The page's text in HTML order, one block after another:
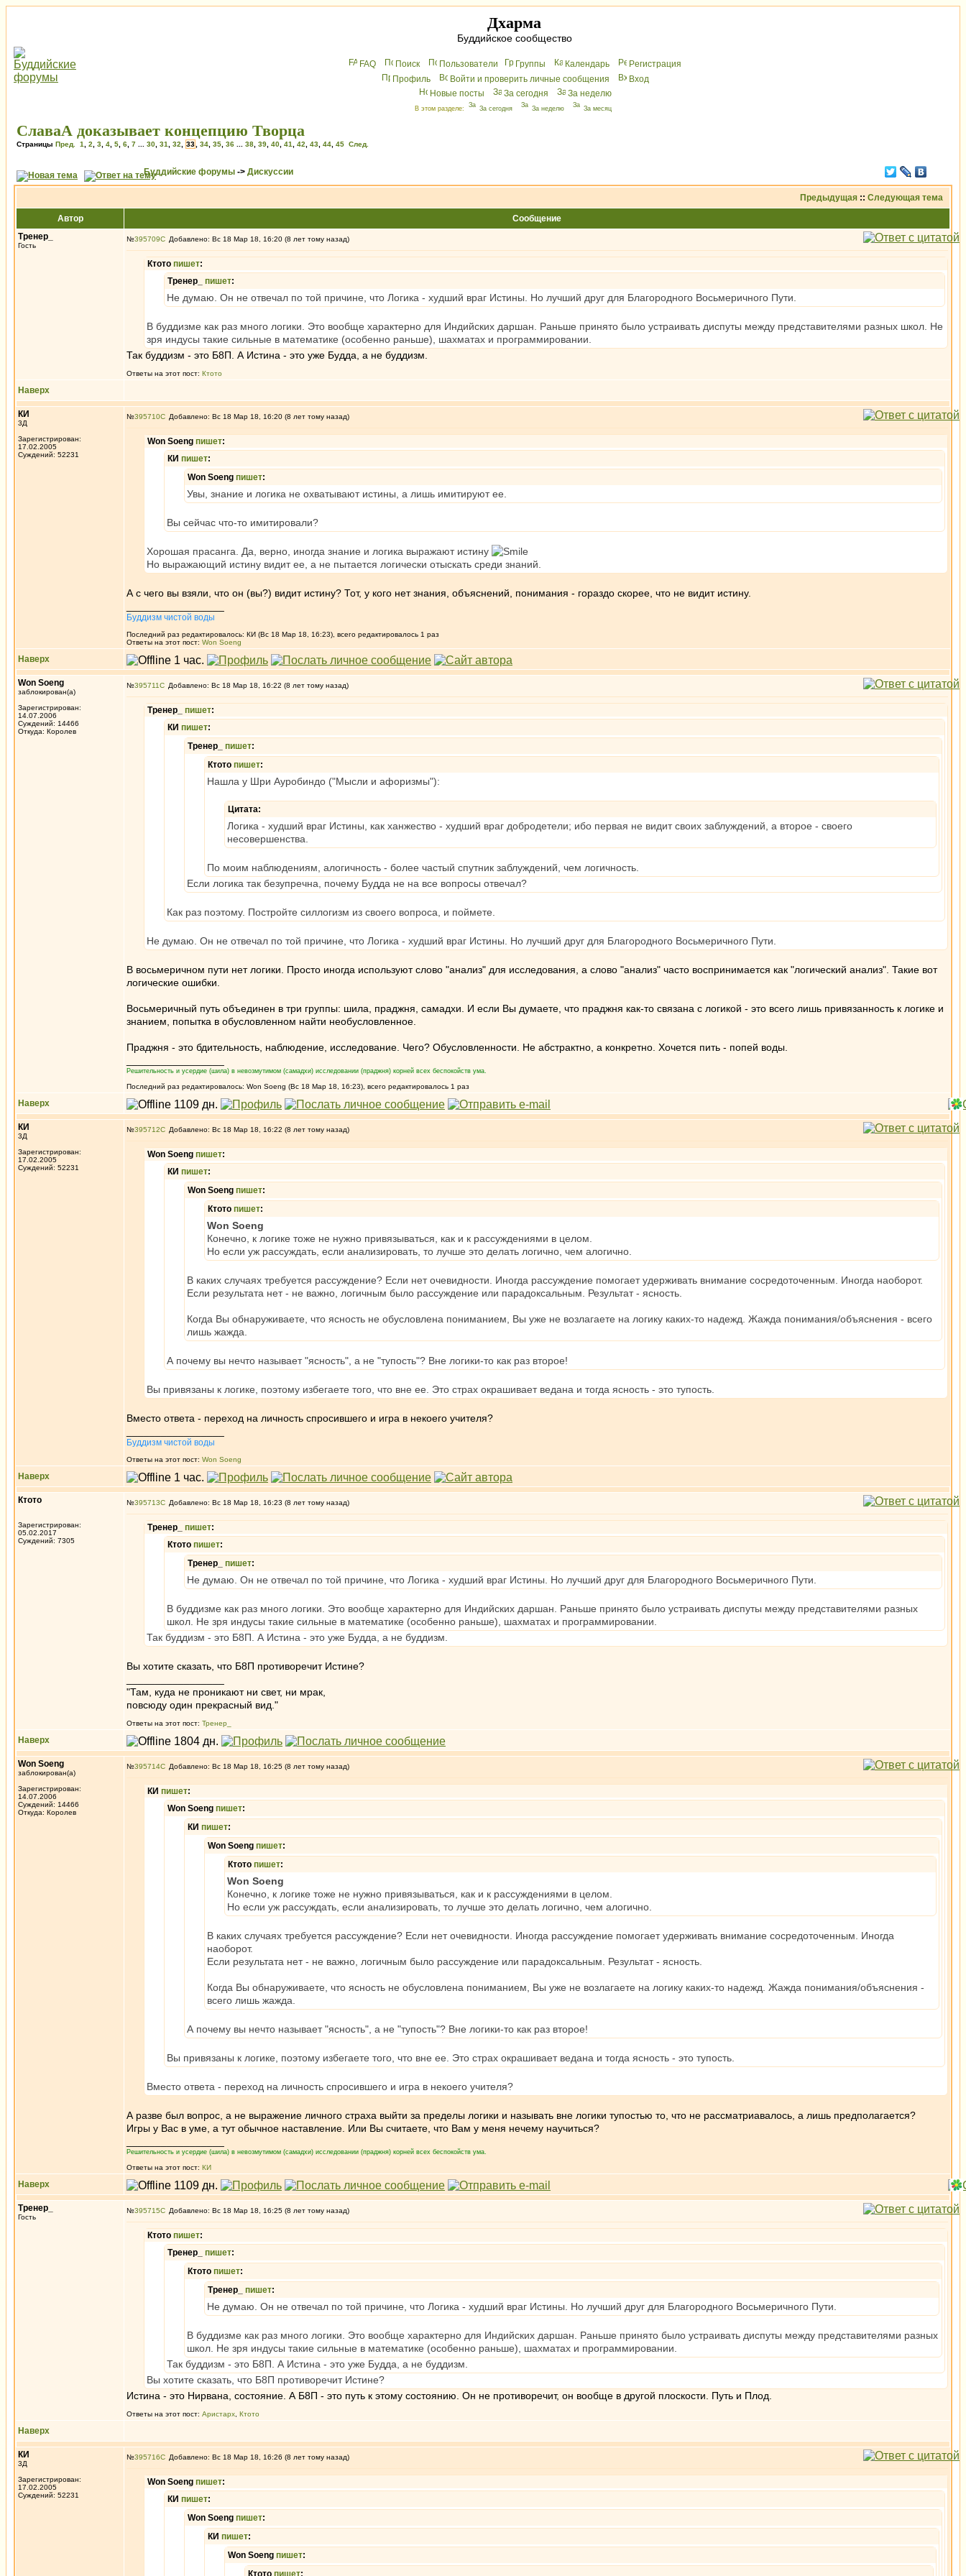
Дхарма
Буддийское сообщество
FAQ Поиск Пользователи Группы Календарь
Peгиcтрaция
Профиль
Войти и проверить личные сообщения
Вхoд
Новые посты
За сегодня За неделю
В этом разделе: За сегодня За неделю За месяц
СлаваА доказывает концепцию Творца
Страницы Пред. 1 2 3 4 5 6 7 30 31 32 33 34 35 36 38 39 40 41 42 43 44 45 След.
Буддийские форумы -> Дискуссии
Предыдущая :: Следующая тема
Автор
Сообщение
Тренер_
Гость
№395709 Добавлено: Вс 18 Мар 18, 16:20 (8 лет тому назад)
Ктото пишет:
Тренер_ пишет:
Не думаю. Он не отвечал по той причине, что Логика - худший враг Истины. Но лучший друг для Благородного Восьмеричного Пути.
В буддизме как раз много логики. Это вообще характерно для Индийских даршан. Раньше принято было устраивать диспуты между представителями разных школ. Не
зря индусы такие сильные в математике (особенно раньше), шахматах и программировании.
Так буддизм - это Б8П. А Истина - это уже Будда, а не буддизм.
Ответы на этот пост: Ктото
Наверх
КИ
3Д
Зарегистрирован:
17.02.2005
Суждений: 52231
№395710 Добавлено: Вс 18 Мар 18, 16:20 (8 лет тому назад)
Won Soeng пишет:
КИ пишет:
Won Soeng пишет:
Увы, знание и логика не охватывают истины, а лишь имитируют ее.
Вы сейчас что-то имитировали?
Хорошая прасанга. Да, верно, иногда знание и логика выражают истину
Но выражающий истину видит ее, а не пытается логически отыскать среди знаний.
А с чего вы взяли, что он (вы?) видит истину? Тот, у кого нет знания, объяснений, понимания - гораздо скорее, что не видит истину.
Буддизм чистой воды
Последний раз редактировалось: КИ (Вс 18 Мар 18, 16:23), всего редактировалось 1 раз
Ответы на этот пост: Won Soeng
Наверх
Won Soeng
заблокирован(а)
Зарегистрирован:
14.07.2006
Суждений: 14466
Откуда: Королев
№395711 Добавлено: Вс 18 Мар 18, 16:22 (8 лет тому назад)
Тренер_ пишет:
КИ пишет:
Тренер_ пишет:
Ктото пишет:
Нашла у Шри Ауробиндо ("Мысли и афоризмы"):
Цитата:
Логика - худший враг Истины, как ханжество - худший враг добродетели; ибо первая не видит своих заблуждений, а второе - своего
несовершенства.
По моим наблюдениям, алогичность - более частый спутник заблуждений, чем логичность.
Если логика так безупречна, почему Будда не на все вопросы отвечал?
Как раз поэтому. Постройте силлогизм из своего вопроса, и поймете.
Не думаю. Он не отвечал по той причине, что Логика - худший враг Истины. Но лучший друг для Благородного Восьмеричного Пути.
В восьмеричном пути нет логики. Просто иногда используют слово "анализ" для исследования, а слово "анализ" часто воспринимается как "логический анализ". Такие вот
логические ошибки.
Восьмеричный путь объединен в три группы: шила, праджня, самадхи. И если Вы думаете, что праджня как-то связана с логикой - это всего лишь привязанность к логике и
знанием, попытка в обусловленном найти необусловленное.
Праджня - это бдительность, наблюдение, исследование. Чего? Обусловленности. Не абстрактно, а конкретно. Хочется пить - попей воды.
Решительность и усердие (шила) в невозмутимом (самадхи) исследовании (праджня) корней всех беспокойств ума.
Последний раз редактировалось: Won Soeng (Вс 18 Мар 18, 16:23), всего редактировалось 1 раз
Наверх
КИ
3Д
Зарегистрирован:
17.02.2005
Суждений: 52231
№395712 Добавлено: Вс 18 Мар 18, 16:22 (8 лет тому назад)
Won Soeng пишет:
КИ пишет:
Won Soeng пишет:
Ктото пишет:
Won Soeng
Конечно, к логике тоже не нужно привязываться, как и к рассуждениями в целом.
Но если уж рассуждать, если анализировать, то лучше это делать логично, чем алогично.
В каких случаях требуется рассуждение? Если нет очевидности. Иногда рассуждение помогает удерживать внимание сосредоточенным. Иногда наоборот.
Если результата нет - не важно, логичным было рассуждение или парадоксальным. Результат - ясность.
Когда Вы обнаруживаете, что ясность не обусловлена пониманием, Вы уже не возлагаете на логику каких-то надежд. Жажда понимания/объяснения - всего
лишь жажда.
А почему вы нечто называет "ясность", а не "тупость"? Вне логики-то как раз второе!
Вы привязаны к логике, поэтому избегаете того, что вне ее. Это страх окрашивает ведана и тогда ясность - это тупость.
Вместо ответа - переход на личность спросившего и игра в некоего учителя?
Буддизм чистой воды
Ответы на этот пост: Won Soeng
Наверх
Ктото
Зарегистрирован:
05.02.2017
Суждений: 7305
№395713 Добавлено: Вс 18 Мар 18, 16:23 (8 лет тому назад)
Тренер_ пишет:
Ктото пишет:
Тренер_ пишет:
Не думаю. Он не отвечал по той причине, что Логика - худший враг Истины. Но лучший друг для Благородного Восьмеричного Пути.
В буддизме как раз много логики. Это вообще характерно для Индийских даршан. Раньше принято было устраивать диспуты между представителями разных
школ. Не зря индусы такие сильные в математике (особенно раньше), шахматах и программировании.
Так буддизм - это Б8П. А Истина - это уже Будда, а не буддизм.
Вы хотите сказать, что Б8П противоречит Истине?
"Там, куда не проникают ни свет, ни мрак,
повсюду один прекрасный вид."
Ответы на этот пост: Тренер_
Наверх
Won Soeng
заблокирован(а)
Зарегистрирован:
14.07.2006
Суждений: 14466
Откуда: Королев
№395714 Добавлено: Вс 18 Мар 18, 16:25 (8 лет тому назад)
КИ пишет:
Won Soeng пишет:
КИ пишет:
Won Soeng пишет:
Ктото пишет:
Won Soeng
Конечно, к логике тоже не нужно привязываться, как и к рассуждениями в целом.
Но если уж рассуждать, если анализировать, то лучше это делать логично, чем алогично.
В каких случаях требуется рассуждение? Если нет очевидности. Иногда рассуждение помогает удерживать внимание сосредоточенным. Иногда
наоборот.
Если результата нет - не важно, логичным было рассуждение или парадоксальным. Результат - ясность.
Когда Вы обнаруживаете, что ясность не обусловлена пониманием, Вы уже не возлагаете на логику каких-то надежд. Жажда понимания/объяснения -
всего лишь жажда.
А почему вы нечто называет "ясность", а не "тупость"? Вне логики-то как раз второе!
Вы привязаны к логике, поэтому избегаете того, что вне ее. Это страх окрашивает ведана и тогда ясность - это тупость.
Вместо ответа - переход на личность спросившего и игра в некоего учителя?
А разве был вопрос, а не выражение личного страха выйти за пределы логики и называть вне логики тупостью то, что не рассматриавалось, а лишь предполагается?
Игры у Вас в уме, а тут обычное наставление. Или Вы считаете, что Вам у меня нечему научиться?
Решительность и усердие (шила) в невозмутимом (самадхи) исследовании (праджня) корней всех беспокойств ума.
Ответы на этот пост: КИ
Наверх
Тренер_
Гость
№395715 Добавлено: Вс 18 Мар 18, 16:25 (8 лет тому назад)
Ктото пишет:
Тренер_ пишет:
Ктото пишет:
Тренер_ пишет:
Не думаю. Он не отвечал по той причине, что Логика - худший враг Истины. Но лучший друг для Благородного Восьмеричного Пути.
В буддизме как раз много логики. Это вообще характерно для Индийских даршан. Раньше принято было устраивать диспуты между представителями разных
школ. Не зря индусы такие сильные в математике (особенно раньше), шахматах и программировании.
Так буддизм - это Б8П. А Истина - это уже Будда, а не буддизм.
Вы хотите сказать, что Б8П противоречит Истине?
Истина - это Нирвана, состояние. А Б8П - это путь к этому состоянию. Он не противоречит, он вообще в другой плоскости. Путь и Плод.
Ответы на этот пост: Аристарх Ктото
Наверх
КИ
3Д
Зарегистрирован:
17.02.2005
Суждений: 52231
№395716 Добавлено: Вс 18 Мар 18, 16:26 (8 лет тому назад)
Won Soeng пишет:
КИ пишет:
Won Soeng пишет:
КИ пишет:
Won Soeng пишет:
Ктото пишет: